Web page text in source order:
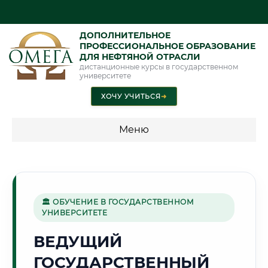
ДОПОЛНИТЕЛЬНОЕ
ПРОФЕССИОНАЛЬНОЕ ОБРАЗОВАНИЕ
ДЛЯ НЕФТЯНОЙ ОТРАСЛИ
дистанционные курсы в государственном
университете
ХОЧУ УЧИТЬСЯ➜
Меню
Г. АНГРЕН
🏛 ОБУЧЕНИЕ В ГОСУДАРСТВЕННОМ
УНИВЕРСИТЕТЕ
ВЕДУЩИЙ
ГОСУДАРСТВЕННЫЙ